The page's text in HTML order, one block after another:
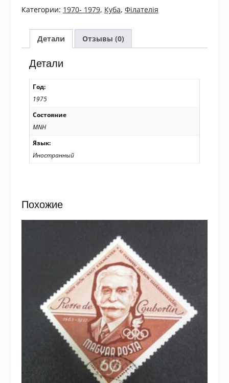
1975
Fishing
Industry
MNH
/11003
Категории: 1970- 1979, Куба, Філателія
Детали Отзывы (0)
Детали
Год:
1975
Состояние
MNH
Язык:
Иностранный
Похожие